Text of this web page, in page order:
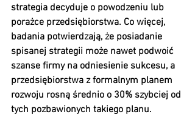
strategia decyduje o powodzeniu lub
porażce przedsiębiorstwa. Co więcej,
badania potwierdzają, że posiadanie
spisanej strategii może nawet podwoić
szanse firmy na odniesienie sukcesu, a
przedsiębiorstwa z formalnym planem
rozwoju rosną średnio o 30% szybciej od
tych pozbawionych takiego planu.